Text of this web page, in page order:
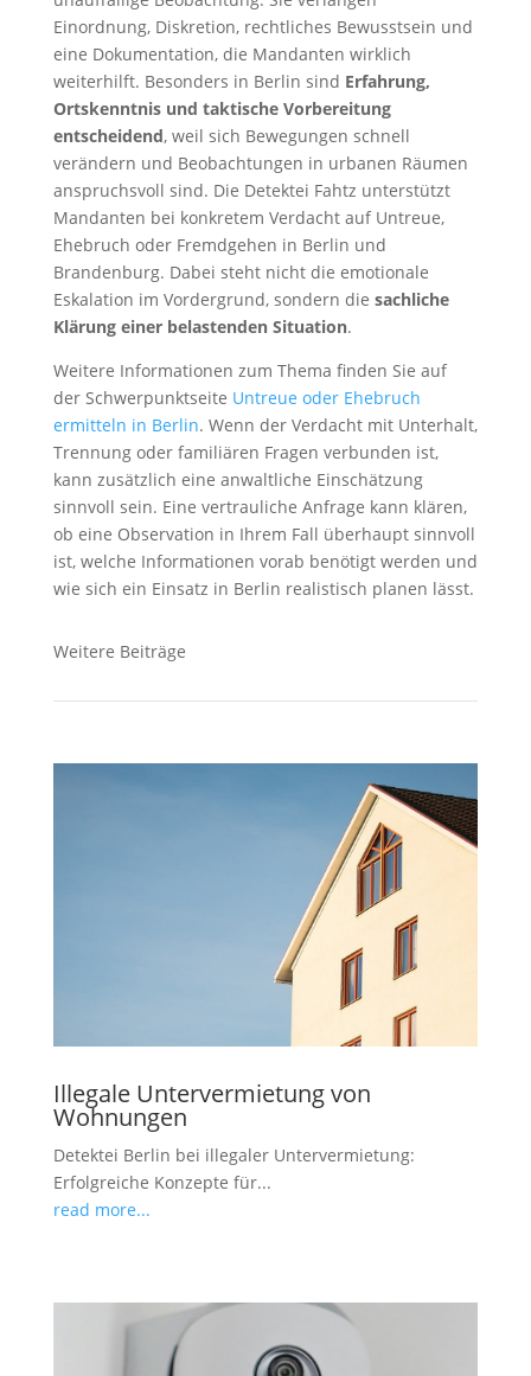
Einordnung, Diskretion, rechtliches Bewusstsein und
eine Dokumentation, die Mandanten wirklich
weiterhilft. Besonders in Berlin sind Erfahrung,
Ortskenntnis und taktische Vorbereitung
entscheidend, weil sich Bewegungen schnell
verändern und Beobachtungen in urbanen Räumen
anspruchsvoll sind. Die Detektei Fahtz unterstützt
Mandanten bei konkretem Verdacht auf Untreue,
Ehebruch oder Fremdgehen in Berlin und
Brandenburg. Dabei steht nicht die emotionale
Eskalation im Vordergrund, sondern die sachliche
Klärung einer belastenden Situation.
Weitere Informationen zum Thema finden Sie auf
der Schwerpunktseite Untreue oder Ehebruch
ermitteln in Berlin. Wenn der Verdacht mit Unterhalt,
Trennung oder familiären Fragen verbunden ist,
kann zusätzlich eine anwaltliche Einschätzung
sinnvoll sein. Eine vertrauliche Anfrage kann klären,
ob eine Observation in Ihrem Fall überhaupt sinnvoll
ist, welche Informationen vorab benötigt werden und
wie sich ein Einsatz in Berlin realistisch planen lässt.
Weitere Beiträge
Illegale Untervermietung von
Wohnungen
Detektei Berlin bei illegaler Untervermietung:
Erfolgreiche Konzepte für...
read more...